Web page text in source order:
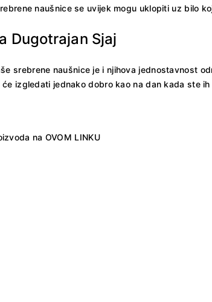
naušnice se uvijek mogu uklopiti uz bilo
Dugotrajan Sjaj
srebrene naušnice je i njihova jednostavnost
izgledati jednako dobro kao na dan kada ste ih
na OVOM LINKU